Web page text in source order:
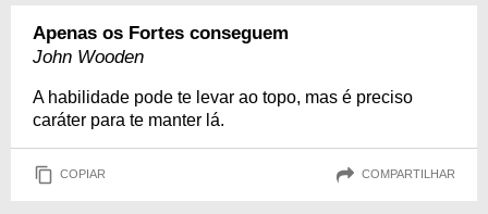
Apenas os Fortes conseguem
John Wooden
A habilidade pode te levar ao topo, mas é preciso
caráter para te manter lá.
COPIAR COMPARTILHAR